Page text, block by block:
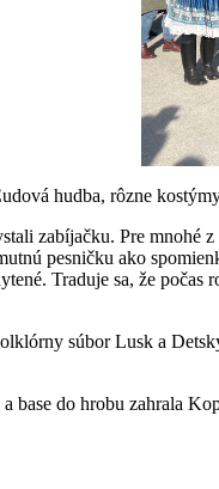
hudba, rôzne
zabíjačku. Pre
pesničku ako
Traduje sa, že počas
súbor Lusk a
do hrobu zahrala